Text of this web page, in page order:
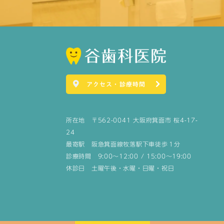
アクセス・診療時間
所在地 〒562-0041 大阪府箕面市 桜4-17-
24
最寄駅 阪急箕面線牧落駅下車徒歩１分
診療時間 9:00～12:00 / 15:00～19:00
休診日 土曜午後・水曜・日曜・祝日